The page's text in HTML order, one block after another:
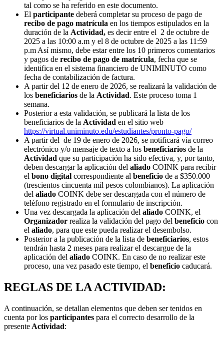
tal como se ha referido en este documento.
El participante deberá completar su proceso de pago de
recibo de pago matrícula en los tiempos estipulados en la
duración de la Actividad, es decir entre el 2 de octubre de
2025 a las 10:00 a.m y el 8 de octubre de 2025 a las 11:59
p.m Así mismo, debe estar entre los 10 primeros comentarios
y pagos de recibo de pago de matrícula, fecha que se
identifica en el sistema financiero de UNIMINUTO como
fecha de contabilización de factura.
A partir del 12 de enero de 2026, se realizará la validación de
los beneficiarios de la Actividad. Este proceso toma 1
semana.
Posterior a esta validación, se publicará la lista de los
beneficiarios de la Actividad en el sitio web
https://virtual.uniminuto.edu/estudiantes/pronto-pago/
A partir del de 19 de enero de 2026, se notificará vía correo
electrónico y/o mensaje de texto a los beneficiarios de la
Actividad que su participación ha sido efectiva, y, por tanto,
deben descargar la aplicación del aliado COINK para recibir
el bono digital correspondiente al beneficio de a $350.000
(trescientos cincuenta mil pesos colombianos). La aplicación
del aliado COINK debe ser descargada con el número de
teléfono registrado en el formulario de inscripción.
Una vez descargada la aplicación del aliado COINK, el
Organizador realiza la validación del pago del beneficio con
el aliado, para que este pueda realizar el desembolso.
Posterior a la publicación de la lista de beneficiarios, estos
tendrán hasta 2 meses para realizar el descargue de la
aplicación del aliado COINK. En caso de no realizar este
proceso, una vez pasado este tiempo, el beneficio caducará.
REGLAS DE LA ACTIVIDAD:
A continuación, se detallan elementos que deben ser tenidos en
cuenta por los participantes para el correcto desarrollo de la
presente Actividad: